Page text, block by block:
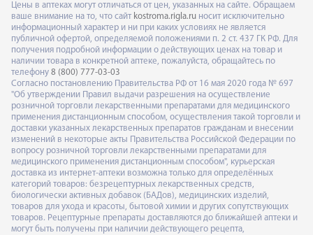
Цены в аптеках могут отличаться от цен, указанных на сайте. Обращаем
ваше внимание на то, что сайт kostroma.rigla.ru носит исключительно
информационный характер и ни при каких условиях не является
публичной офертой, определяемой положениями п. 2 ст. 437 ГК РФ. Для
получения подробной информации о действующих ценах на товар и
наличии товара в конкретной аптеке, пожалуйста, обращайтесь по
телефону 8 (800) 777-03-03
Согласно постановлению Правительства РФ от 16 мая 2020 года № 697
"Об утверждении Правил выдачи разрешения на осуществление
розничной торговли лекарственными препаратами для медицинского
применения дистанционным способом, осуществления такой торговли и
доставки указанных лекарственных препаратов гражданам и внесении
изменений в некоторые акты Правительства Российской Федерации по
вопросу розничной торговли лекарственными препаратами для
медицинского применения дистанционным способом", курьерская
доставка из интернет-аптеки возможна только для определённых
категорий товаров: безрецептурных лекарственных средств,
биологически активных добавок (БАДов), медицинских изделий,
товаров для ухода и красоты, бытовой химии и других сопутствующих
товаров. Рецептурные препараты доставляются до ближайшей аптеки и
могут быть получены при наличии действующего рецепта,